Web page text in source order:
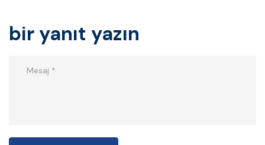
bir yanıt yazın